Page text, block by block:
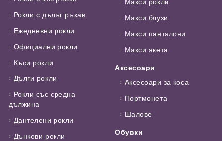
Рокли с дълъг ръкав
Ежедневни рокли
Официални рокли
Къси рокли
Дълги рокли
Рокли със средна
дължина
Дантелени рокли
Дънкови рокли
Макси рокли
Макси блузи
Макси панталони
Макси якета
Аксесоари
Аксесоари за коса
Портмонета
Шалове
Обувки